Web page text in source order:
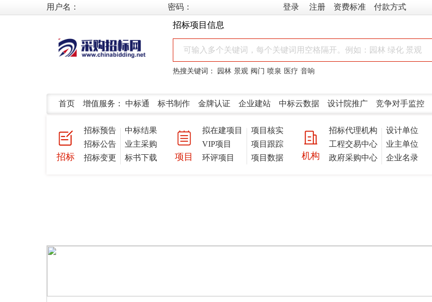
用户名： 密码：
招标项目信息
热搜关键词： 园林 景观 阀门 喷泉 医疗 音响
首页 增值服务： 中标通 标书制作 金牌认证 企业建站 中标云数据 设计院推广 竞争对手监控
招标
招标预告
招标公告
招标变更
中标结果
业主采购
标书下载
项目
拟在建项目
VIP项目
环评项目
项目核实
项目跟踪
项目数据
机构
招标代理机构
工程交易中心
政府采购中心
设计单位
业主单位
企业名录